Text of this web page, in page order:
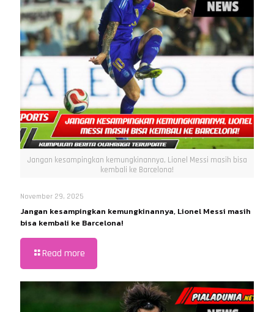
Jangan kesampingkan kemungkinannya, Lionel Messi masih bisa
kembali ke Barcelona!
November 29, 2025
Jangan kesampingkan kemungkinannya, Lionel Messi masih
bisa kembali ke Barcelona!
Read more